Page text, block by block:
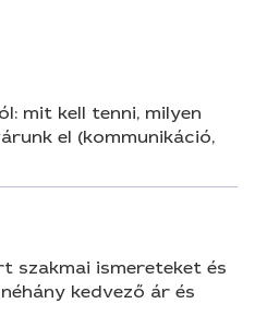
mit kell tenni, milyen
el (kommunikáció,
szakmai ismereteket és
kedvező ár és